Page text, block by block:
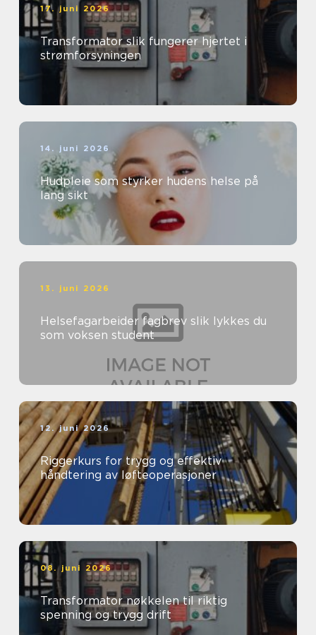
17. juni 2026
Transformator slik fungerer hjertet i
strømforsyningen
14. juni 2026
Hudpleie som styrker hudens helse på
lang sikt
13. juni 2026
Helsefagarbeider fagbrev slik lykkes du
som voksen student
12. juni 2026
Riggerkurs for trygg og effektiv
håndtering av løfteoperasjoner
08. juni 2026
Transformator nøkkelen til riktig
spenning og trygg drift